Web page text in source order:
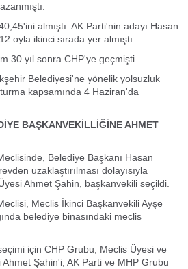
almıştı. AK Parti'nin adayı Hasan
oyla ikinci sırada yer almıştı.
30 yıl sonra CHP'ye geçmişti.
Belediyesi'ne yönelik yolsuzluk
kapsamında 4 Haziran'da
BAŞKANVEKİLLİĞİNE AHMET
Belediye Başkanı Hasan
uzaklaştırılması dolayısıyla
Ahmet Şahin, başkanvekili seçildi.
Meclis İkinci Başkanvekili Ayşe
belediye binasındaki meclis
için CHP Grubu, Meclis Üyesi ve
Şahin'i; AK Parti ve MHP Grubu